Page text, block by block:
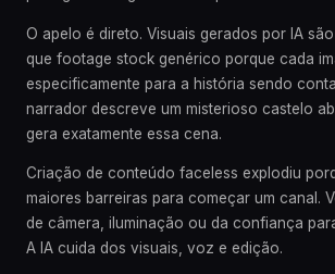
O apelo é direto. Visuais gerados por IA
que footage stock genérico porque cada
especificamente para a história sendo
narrador descreve um misterioso castelo
gera exatamente essa cena.
Criação de conteúdo faceless explodiu
maiores barreiras para começar um canal.
de câmera, iluminação ou da confiança
A IA cuida dos visuais, voz e edição.